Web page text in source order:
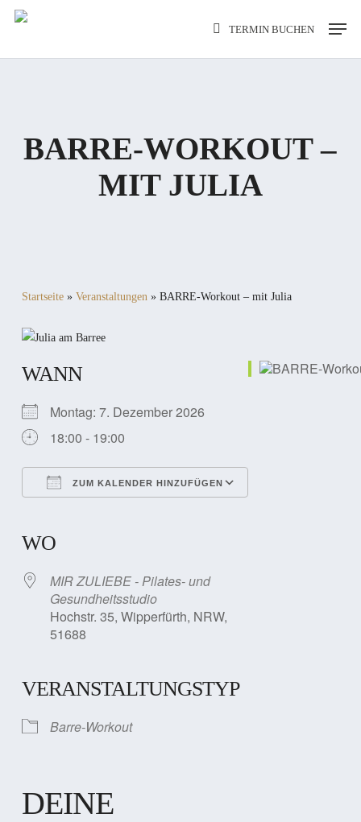
Skip
TERMIN BUCHEN
Menu
BARRE-WORKOUT –
MIT JULIA
Startseite» Veranstaltungen» BARRE-Workout – mit Julia
WANN
Montag: 7. Dezember 2026
18:00 - 19:00
ZUM KALENDER HINZUFÜGEN
WO
MIR ZULIEBE - Pilates- und
Gesundheitsstudio
Hochstr. 35, Wipperfürth, NRW,
51688
VERANSTALTUNGSTYP
Barre-Workout
DEINE